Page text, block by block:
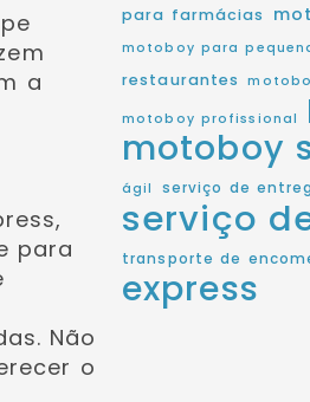
a
para
Não
o
para farmácias
motoboy para
restaurantes
motoboy profissional
motoboy
ágil
serviço de
serviço
transporte de
express